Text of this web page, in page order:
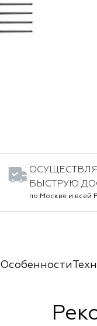
БЫСТРУЮ
по Москве и всей
Особенности